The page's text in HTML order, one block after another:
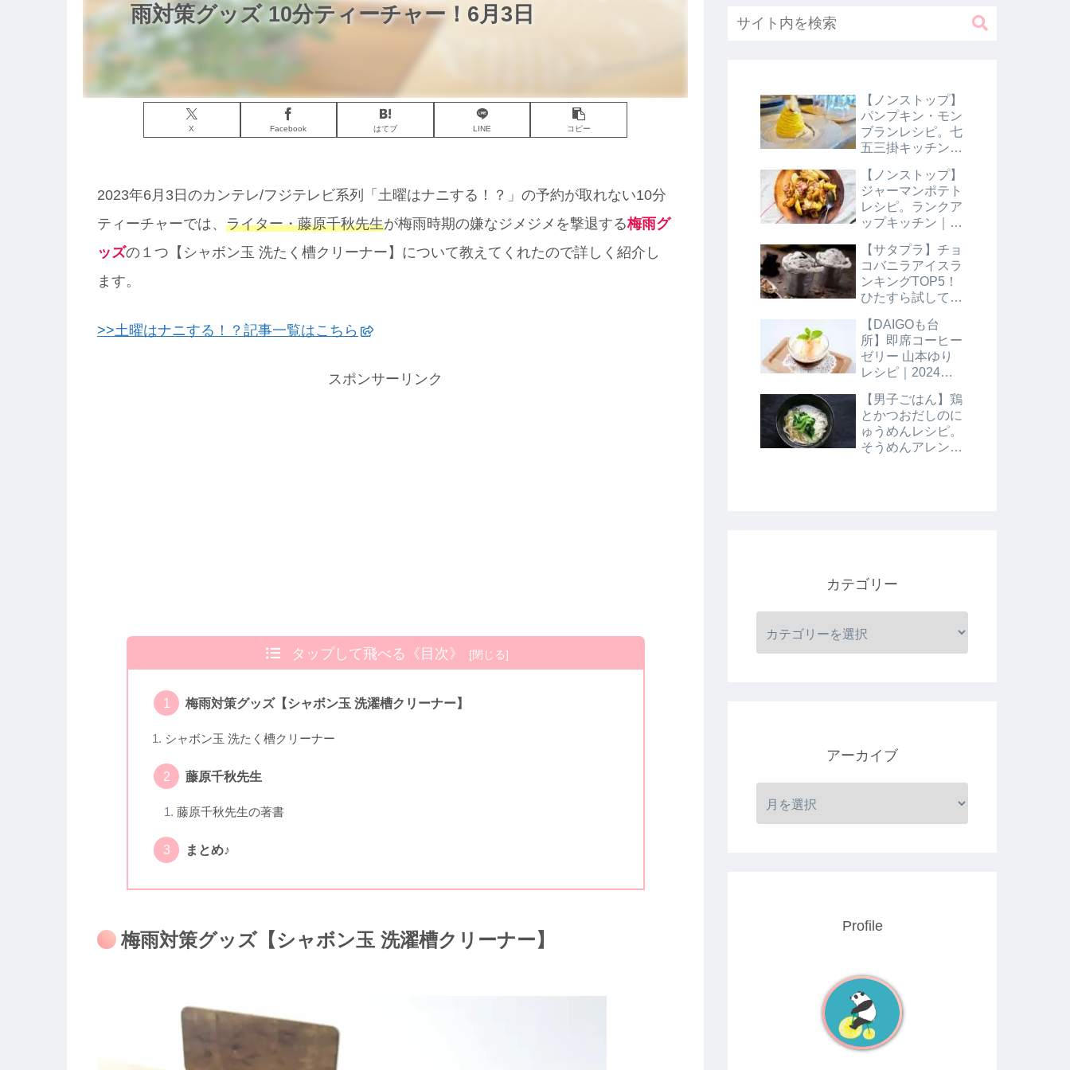
雨対策グッズ 10分ティーチャー！6月3日
X Facebook はてブ LINE コピー
2023年6月3日のカンテレ/フジテレビ系列「土曜はナニする！？」の予約が取れない10分
ティーチャーでは、 ライター・藤原千秋先生が梅雨時期の嫌なジメジメを撃退する梅雨グ
ッズの１つ【シャボン玉 洗たく槽クリーナー】について教えてくれたので詳しく紹介し
ます。
>>土曜はナニする！？記事一覧はこちら
スポンサーリンク
タップして飛べる《目次》
梅雨対策グッズ【シャボン玉 洗濯槽クリーナー】
シャボン玉 洗たく槽クリーナー
藤原千秋先生
藤原千秋先生の著書
まとめ♪
梅雨対策グッズ【シャボン玉 洗濯槽クリーナー】
【ノンストップ】
パンプキン・モン
ブランレシピ。七
五三掛キッチン｜
【ノンストップ】
ジャーマンポテト
レシピ。ランクア
ップキッチン｜10
【サタプラ】チョ
コバニラアイスラ
ンキングTOP5！
ひたすら試してラ
日【サタデープラ
ス】
【DAIGOも台
所】即席コーヒー
ゼリー 山本ゆり
レシピ｜2024年8
【男子ごはん】鶏
とかつおだしのに
ゅうめんレシピ。
そうめんアレンジ
カテゴリー
アーカイブ
Profile